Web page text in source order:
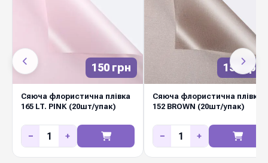
150 грн
Сяюча флористична плівка
165 LT. PINK (20шт/упак)
− +
150 грн
Сяюча флористична плівка
152 BROWN (20шт/упак)
− +